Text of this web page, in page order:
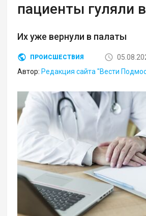
пациенты гуляли
Их уже вернули в палаты
ПРОИСШЕСТВИЯ
Автор: Редакция сайта "Вести